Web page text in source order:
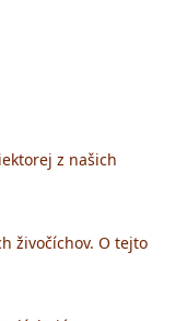
z našich
živočíchov. O tejto